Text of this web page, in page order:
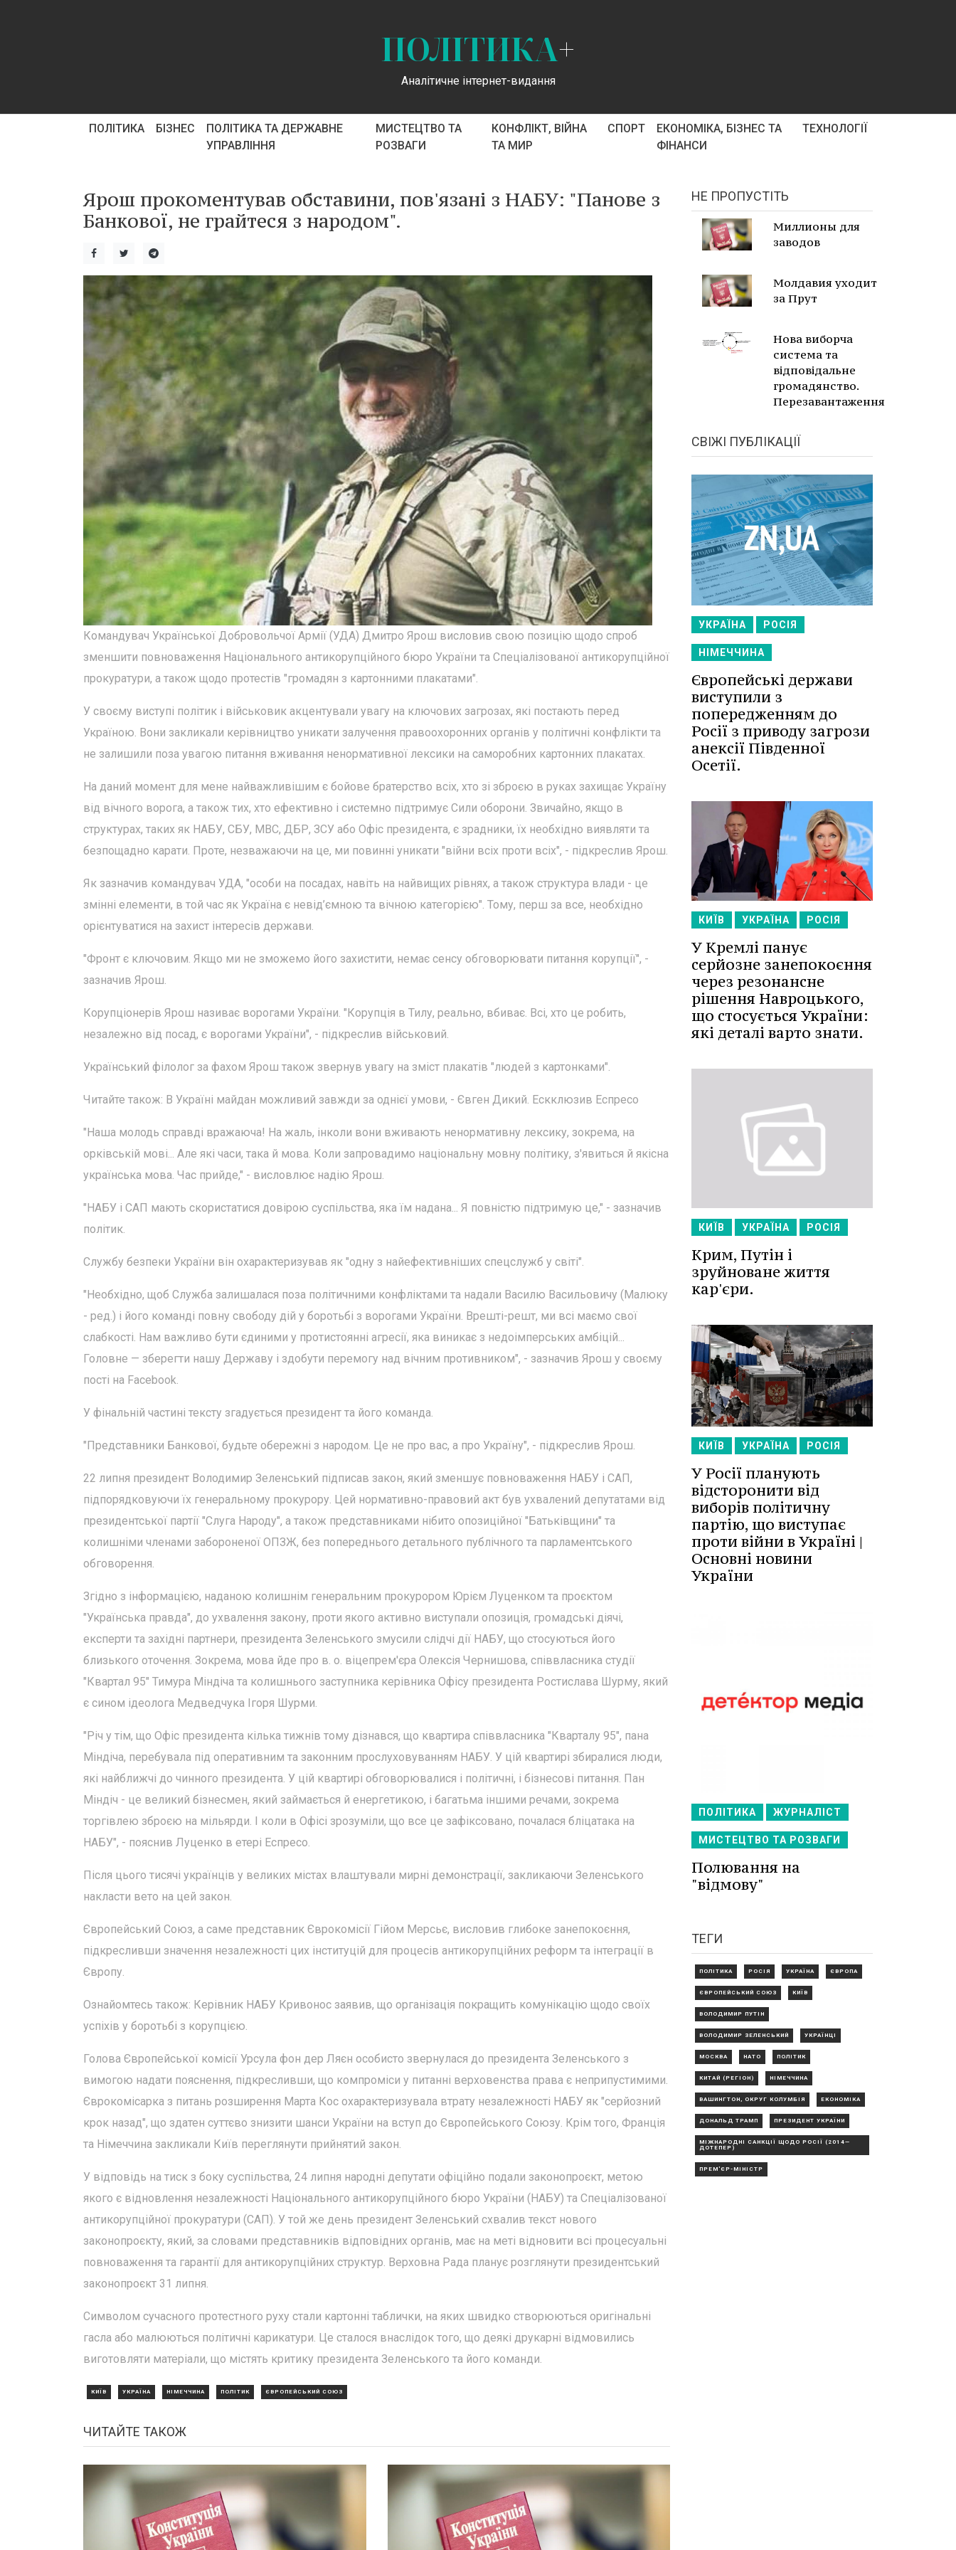
ПОЛІТИКА+
Аналітичне інтернет-видання
ПОЛІТИКА БІЗНЕС
ПОЛІТИКА ТА ДЕРЖАВНЕ
УПРАВЛІННЯ
МИСТЕЦТВО ТА
РОЗВАГИ
КОНФЛІКТ, ВІЙНА
ТА МИР
СПОРТ
ЕКОНОМІКА, БІЗНЕС ТА
ФІНАНСИ
ТЕХНОЛОГІЇ
Ярош прокоментував обставини, пов'язані з НАБУ: "Панове з
Банкової, не грайтеся з народом".
Командувач Української Добровольчої Армії (УДА) Дмитро Ярош висловив свою позицію щодо спроб
зменшити повноваження Національного антикорупційного бюро України та Спеціалізованої антикорупційної
прокуратури, а також щодо протестів "громадян з картонними плакатами".
У своєму виступі політик і військовик акцентували увагу на ключових загрозах, які постають перед
Україною. Вони закликали керівництво уникати залучення правоохоронних органів у політичні конфлікти та
не залишили поза увагою питання вживання ненормативної лексики на саморобних картонних плакатах.
На даний момент для мене найважливішим є бойове братерство всіх, хто зі зброєю в руках захищає Україну
від вічного ворога, а також тих, хто ефективно і системно підтримує Сили оборони. Звичайно, якщо в
структурах, таких як НАБУ, СБУ, МВС, ДБР, ЗСУ або Офіс президента, є зрадники, їх необхідно виявляти та
безпощадно карати. Проте, незважаючи на це, ми повинні уникати "війни всіх проти всіх", - підкреслив Ярош.
Як зазначив командувач УДА, "особи на посадах, навіть на найвищих рівнях, а також структура влади - це
змінні елементи, в той час як Україна є невід’ємною та вічною категорією". Тому, перш за все, необхідно
орієнтуватися на захист інтересів держави.
"Фронт є ключовим. Якщо ми не зможемо його захистити, немає сенсу обговорювати питання корупції", -
зазначив Ярош.
Корупціонерів Ярош називає ворогами України. "Корупція в Тилу, реально, вбиває. Всі, хто це робить,
незалежно від посад, є ворогами України", - підкреслив військовий.
Український філолог за фахом Ярош також звернув увагу на зміст плакатів "людей з картонками".
Читайте також: В Україні майдан можливий завжди за однієї умови, - Євген Дикий. Ескклюзив Еспресо
"Наша молодь справді вражаюча! На жаль, інколи вони вживають ненормативну лексику, зокрема, на
орківській мові... Але які часи, така й мова. Коли запровадимо національну мовну політику, з'явиться й якісна
українська мова. Час прийде," - висловлює надію Ярош.
"НАБУ і САП мають скористатися довірою суспільства, яка їм надана... Я повністю підтримую це," - зазначив
політик.
Службу безпеки України він охарактеризував як "одну з найефективніших спецслужб у світі".
"Необхідно, щоб Служба залишалася поза політичними конфліктами та надали Василю Васильовичу (Малюку
- ред.) і його команді повну свободу дій у боротьбі з ворогами України. Врешті-решт, ми всі маємо свої
слабкості. Нам важливо бути єдиними у протистоянні агресії, яка виникає з недоімперських амбіцій...
Головне — зберегти нашу Державу і здобути перемогу над вічним противником", - зазначив Ярош у своєму
пості на Facebook.
У фінальній частині тексту згадується президент та його команда.
"Представники Банкової, будьте обережні з народом. Це не про вас, а про Україну", - підкреслив Ярош.
22 липня президент Володимир Зеленський підписав закон, який зменшує повноваження НАБУ і САП,
підпорядковуючи їх генеральному прокурору. Цей нормативно-правовий акт був ухвалений депутатами від
президентської партії "Слуга Народу", а також представниками нібито опозиційної "Батьківщини" та
колишніми членами забороненої ОПЗЖ, без попереднього детального публічного та парламентського
обговорення.
Згідно з інформацією, наданою колишнім генеральним прокурором Юрієм Луценком та проєктом
"Українська правда", до ухвалення закону, проти якого активно виступали опозиція, громадські діячі,
експерти та західні партнери, президента Зеленського змусили слідчі дії НАБУ, що стосуються його
близького оточення. Зокрема, мова йде про в. о. віцепрем'єра Олексія Чернишова, співвласника студії
"Квартал 95" Тимура Міндіча та колишнього заступника керівника Офісу президента Ростислава Шурму, який
є сином ідеолога Медведчука Ігоря Шурми.
"Річ у тім, що Офіс президента кілька тижнів тому дізнався, що квартира співвласника "Кварталу 95", пана
Міндіча, перебувала під оперативним та законним прослуховуванням НАБУ. У цій квартирі збиралися люди,
які найближчі до чинного президента. У цій квартирі обговорювалися і політичні, і бізнесові питання. Пан
Міндіч - це великий бізнесмен, який займається й енергетикою, і багатьма іншими речами, зокрема
торгівлею зброєю на мільярди. І коли в Офісі зрозуміли, що все це зафіксовано, почалася бліцатака на
НАБУ", - пояснив Луценко в етері Еспресо.
Після цього тисячі українців у великих містах влаштували мирні демонстрації, закликаючи Зеленського
накласти вето на цей закон.
Європейський Союз, а саме представник Єврокомісії Гійом Мерсьє, висловив глибоке занепокоєння,
підкресливши значення незалежності цих інституцій для процесів антикорупційних реформ та інтеграції в
Європу.
Ознайомтесь також: Керівник НАБУ Кривонос заявив, що організація покращить комунікацію щодо своїх
успіхів у боротьбі з корупцією.
Голова Європейської комісії Урсула фон дер Ляєн особисто звернулася до президента Зеленського з
вимогою надати пояснення, підкресливши, що компроміси у питанні верховенства права є неприпустимими.
Єврокомісарка з питань розширення Марта Кос охарактеризувала втрату незалежності НАБУ як "серйозний
крок назад", що здатен суттєво знизити шанси України на вступ до Європейського Союзу. Крім того, Франція
та Німеччина закликали Київ переглянути прийнятий закон.
У відповідь на тиск з боку суспільства, 24 липня народні депутати офіційно подали законопроєкт, метою
якого є відновлення незалежності Національного антикорупційного бюро України (НАБУ) та Спеціалізованої
антикорупційної прокуратури (САП). У той же день президент Зеленський схвалив текст нового
законопроєкту, який, за словами представників відповідних органів, має на меті відновити всі процесуальні
повноваження та гарантії для антикорупційних структур. Верховна Рада планує розглянути президентський
законопроєкт 31 липня.
Символом сучасного протестного руху стали картонні таблички, на яких швидко створюються оригінальні
гасла або малюються політичні карикатури. Це сталося внаслідок того, що деякі друкарні відмовились
виготовляти матеріали, що містять критику президента Зеленського та його команди.
КИЇВ УКРАЇНА НІМЕЧЧИНА ПОЛІТИК ЄВРОПЕЙСЬКИЙ СОЮЗ
ЧИТАЙТЕ ТАКОЖ
НЕ ПРОПУСТІТЬ
Миллионы для
заводов
Молдавия уходит
за Прут
Нова виборча
система та
відповідальне
громадянство.
Перезавантаження
СВІЖІ ПУБЛІКАЦІЇ
УКРАЇНА РОСІЯ
НІМЕЧЧИНА
Європейські держави
виступили з
попередженням до
Росії з приводу загрози
анексії Південної
Осетії.
КИЇВ УКРАЇНА РОСІЯ
У Кремлі панує
серйозне занепокоєння
через резонансне
рішення Навроцького,
що стосується України:
які деталі варто знати.
КИЇВ УКРАЇНА РОСІЯ
Крим, Путін і
зруйноване життя
кар'єри.
КИЇВ УКРАЇНА РОСІЯ
У Росії планують
відсторонити від
виборів політичну
партію, що виступає
проти війни в Україні |
Основні новини
України
ПОЛІТИКА ЖУРНАЛІСТ
МИСТЕЦТВО ТА РОЗВАГИ
Полювання на
"відмову"
ТЕГИ
ПОЛІТИКА РОСІЯ УКРАЇНА ЄВРОПА
ЄВРОПЕЙСЬКИЙ СОЮЗ КИЇВ
ВОЛОДИМИР ПУТІН
ВОЛОДИМИР ЗЕЛЕНСЬКИЙ УКРАЇНЦІ
МОСКВА НАТО ПОЛІТИК
КИТАЙ (РЕГІОН) НІМЕЧЧИНА
ВАШИНГТОН, ОКРУГ КОЛУМБІЯ ЕКОНОМІКА
ДОНАЛЬД ТРАМП ПРЕЗИДЕНТ УКРАЇНИ
МІЖНАРОДНІ САНКЦІЇ ЩОДО РОСІЇ (2014—
ДОТЕПЕР)
ПРЕМ'ЄР-МІНІСТР